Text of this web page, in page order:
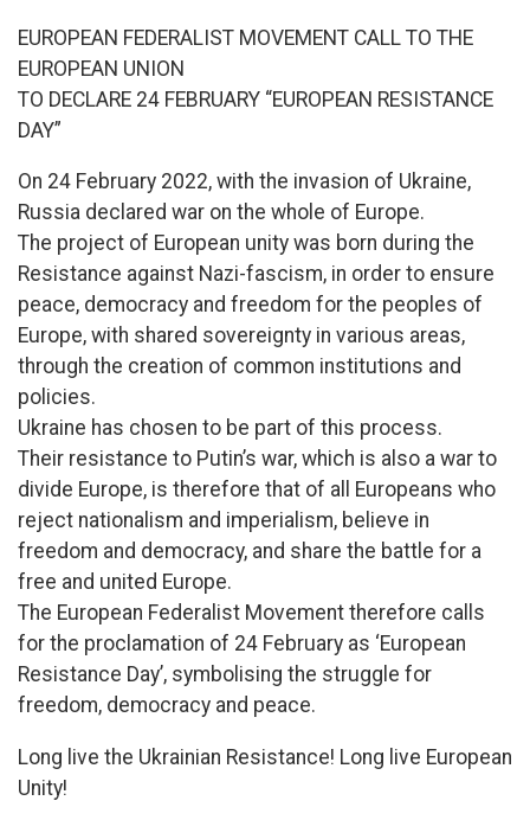
EUROPEAN FEDERALIST MOVEMENT CALL TO THE
EUROPEAN UNION
TO DECLARE 24 FEBRUARY “EUROPEAN RESISTANCE
DAY”
On 24 February 2022, with the invasion of Ukraine,
Russia declared war on the whole of Europe.
The project of European unity was born during the
Resistance against Nazi-fascism, in order to ensure
peace, democracy and freedom for the peoples of
Europe, with shared sovereignty in various areas,
through the creation of common institutions and
policies.
Ukraine has chosen to be part of this process.
Their resistance to Putin’s war, which is also a war to
divide Europe, is therefore that of all Europeans who
reject nationalism and imperialism, believe in
freedom and democracy, and share the battle for a
free and united Europe.
The European Federalist Movement therefore calls
for the proclamation of 24 February as ‘European
Resistance Day’, symbolising the struggle for
freedom, democracy and peace.
Long live the Ukrainian Resistance! Long live European
Unity!